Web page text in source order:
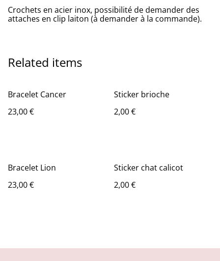
Crochets en acier inox, possibilité de demander des
attaches en clip laiton (à demander à la commande).
Related items
Bracelet Cancer
23,00 €
Sticker brioche
2,00 €
Bracelet Lion
23,00 €
Sticker chat calicot
2,00 €